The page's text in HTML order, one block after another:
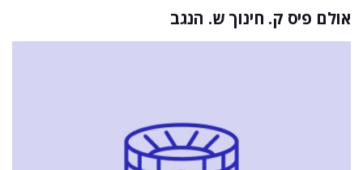
אולם פיס ק. חינוך ש. הנגב